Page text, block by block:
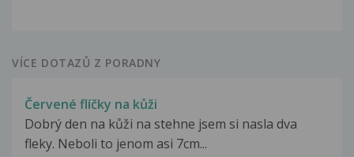
VÍCE DOTAZŮ Z PORADNY
Červené flíčky na kůži
Dobrý den na kůži na stehne jsem si nasla dva
fleky. Neboli to jenom asi 7cm...